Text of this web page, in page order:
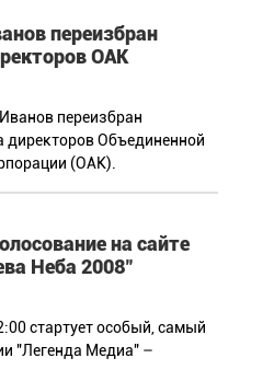
переизбран
ОАК
переизбран
директоров Объединенной
(ОАК).
на сайте
Неба 2008"
стартует особый, самый
"Легенда Медиа" –